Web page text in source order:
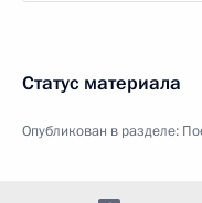
Статус материала
Опубликован в разделе: